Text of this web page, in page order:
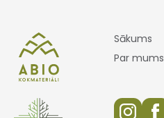
Sākums
Par mums